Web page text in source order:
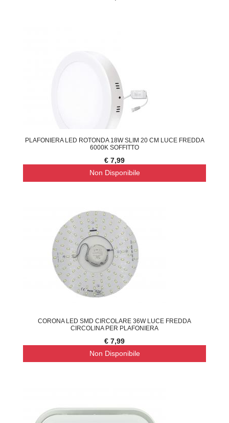
PLAFONIERA LED ROTONDA 18W SLIM 20 CM LUCE FREDDA
6000K SOFFITTO
€ 7,99
Non Disponibile
CORONA LED SMD CIRCOLARE 36W LUCE FREDDA
CIRCOLINA PER PLAFONIERA
€ 7,99
Non Disponibile